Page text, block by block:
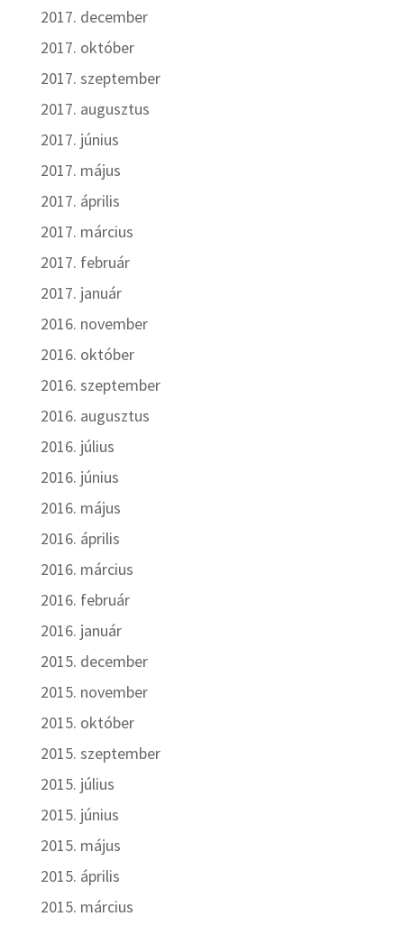
2017. december
2017. október
2017. szeptember
2017. augusztus
2017. június
2017. május
2017. április
2017. március
2017. február
2017. január
2016. november
2016. október
2016. szeptember
2016. augusztus
2016. július
2016. június
2016. május
2016. április
2016. március
2016. február
2016. január
2015. december
2015. november
2015. október
2015. szeptember
2015. július
2015. június
2015. május
2015. április
2015. március